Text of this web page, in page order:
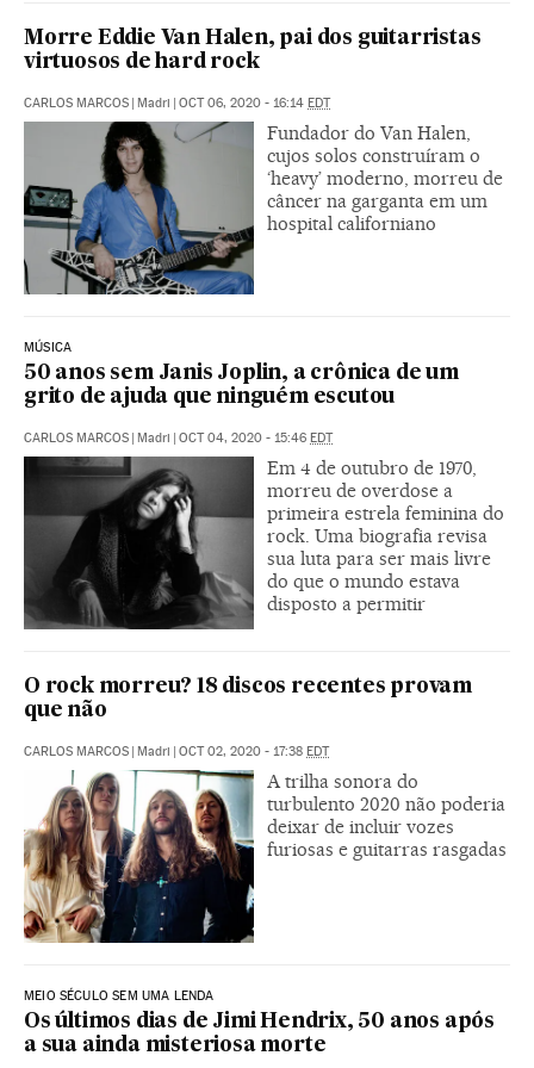
Morre Eddie Van Halen, pai dos guitarristas
virtuosos de hard rock
CARLOS MARCOS | Madri | OCT 06, 2020 - 16:14 EDT
Fundador do Van Halen,
cujos solos construíram o
‘heavy’ moderno, morreu de
câncer na garganta em um
hospital californiano
MÚSICA
50 anos sem Janis Joplin, a crônica de um
grito de ajuda que ninguém escutou
CARLOS MARCOS | Madri | OCT 04, 2020 - 15:46 EDT
Em 4 de outubro de 1970,
morreu de overdose a
primeira estrela feminina do
rock. Uma biografia revisa
sua luta para ser mais livre
do que o mundo estava
disposto a permitir
O rock morreu? 18 discos recentes provam
que não
CARLOS MARCOS | Madri | OCT 02, 2020 - 17:38 EDT
A trilha sonora do
turbulento 2020 não poderia
deixar de incluir vozes
furiosas e guitarras rasgadas
MEIO SÉCULO SEM UMA LENDA
Os últimos dias de Jimi Hendrix, 50 anos após
a sua ainda misteriosa morte